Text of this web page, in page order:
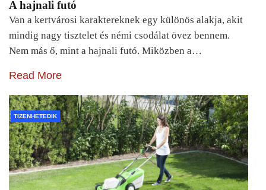
A hajnali futó
Van a kertvárosi karaktereknek egy különös alakja, akit
mindig nagy tisztelet és némi csodálat övez bennem.
Nem más ő, mint a hajnali futó. Miközben a…
Read More
TIZENHETEDIK